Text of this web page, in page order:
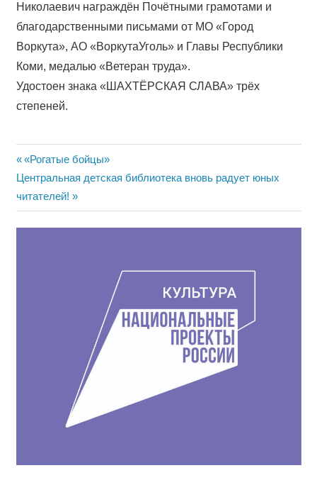
Николаевич награждён Почётными грамотами и
благодарственными письмами от МО «Город
Воркута», АО «ВоркутаУголь» и Главы Республики
Коми, медалью «Ветеран труда».
Удостоен знака «ШАХТЁРСКАЯ СЛАВА» трёх
степеней.
Навигация
по
записям
Предыдущая
запись:
«Рогатые бойцы»
Следующая
запись:
Центральная детская библиотека вновь радует юных
читателей!